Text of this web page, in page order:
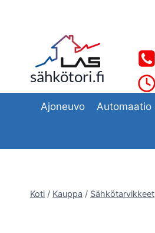
sähkötori.fi
Ajoneuvo Automaatio
Koti / Kauppa / Sähkötarvikkeet